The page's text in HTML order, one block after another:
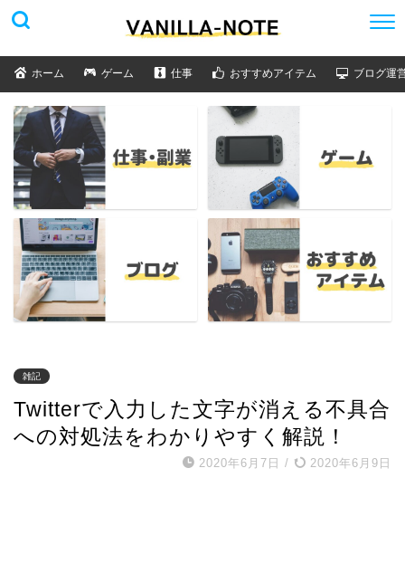
ホーム ゲーム 仕事 おすすめアイテム ブログ運
雑記
Twitterで入力した文字が消える不具合
への対処法をわかりやすく解説！
2020年6月7日 / 2020年6月9日